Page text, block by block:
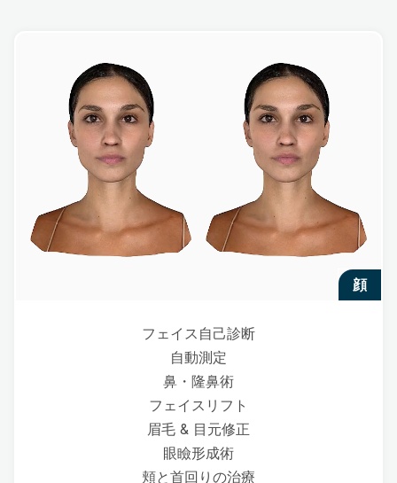
顔
フェイス自己診断
自動測定
鼻・隆鼻術
フェイスリフト
眉毛 & 目元修正
眼瞼形成術
頬と首回りの治療